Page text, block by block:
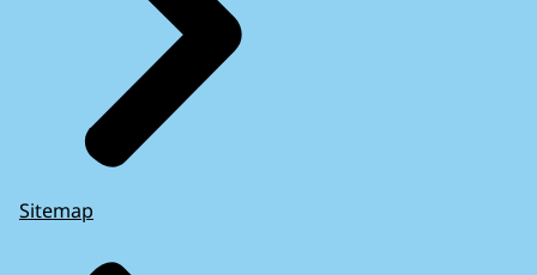
Sitemap